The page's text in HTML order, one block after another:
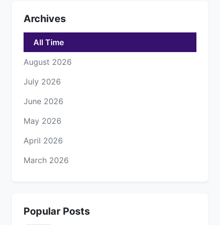
Archives
All Time
August 2026
July 2026
June 2026
May 2026
April 2026
March 2026
Popular Posts